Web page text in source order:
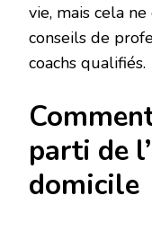
vie, mais cela
conseils de
coachs qualifiés.
parti de
domicile